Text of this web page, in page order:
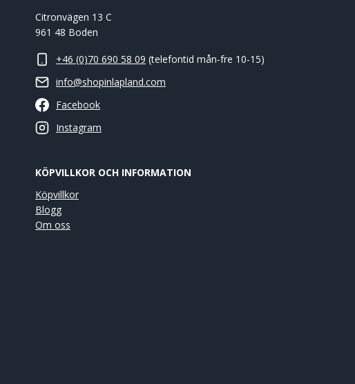
Citronvägen 13 C
961 48 Boden
+46 (0)70 690 58 09 (telefontid mån-fre 10-15)
info@shopinlapland.com
Facebook
Instagram
KÖPVILLKOR OCH INFORMATION
Köpvillkor
Blogg
Om oss